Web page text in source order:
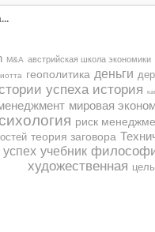
M&A австрийская школа экономики
геополитика деньги
успеха история
мировая
риск
теория заговора
успех учебник
художественная цель